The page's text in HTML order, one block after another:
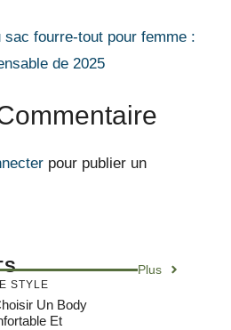
sac fourre-tout pour femme :
de 2025
pour publier un
Plus
STYLE
Un Body
Et